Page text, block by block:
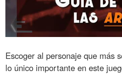
Escoger al personaje que más
lo único importante en este